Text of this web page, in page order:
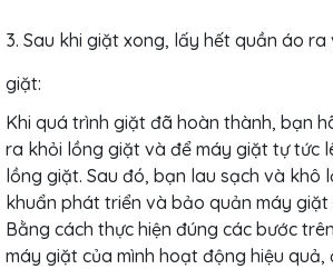
3. Sau khi giặt xong, lấy hết quần áo
giặt:
Khi quá trình giặt đã hoàn thành, bạn
ra khỏi lồng giặt và để máy giặt tự tức
lồng giặt. Sau đó, bạn lau sạch và khô
khuẩn phát triển và bảo quản máy
Bằng cách thực hiện đúng các bước
máy giặt của mình hoạt động hiệu quả,